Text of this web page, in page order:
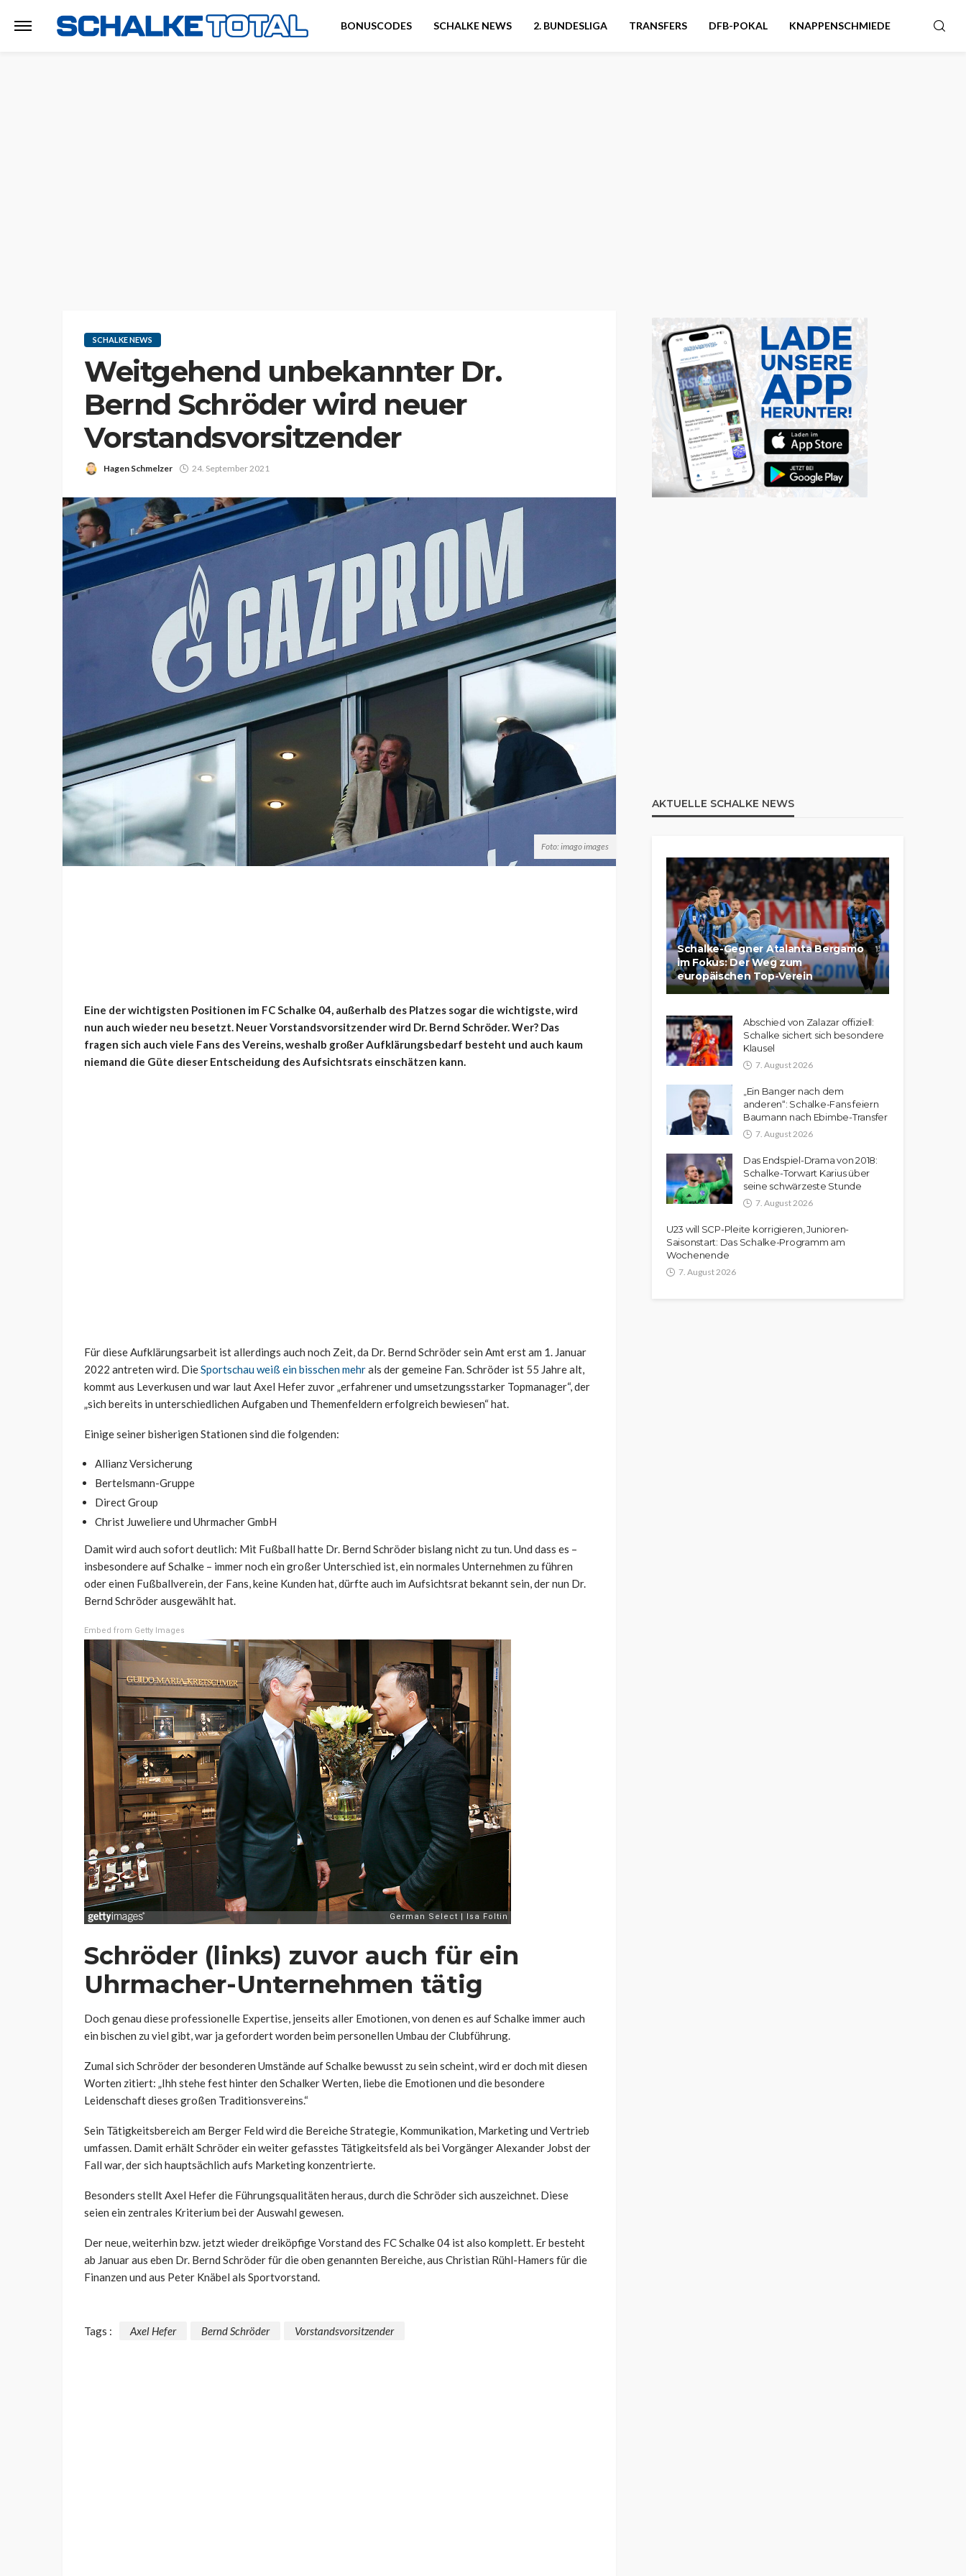
BONUSCODES SCHALKE NEWS 2. BUNDESLIGA TRANSFERS DFB-POKAL KNAPPENSCHMIEDE
SCHALKE NEWS
Weitgehend unbekannter Dr.
Bernd Schröder wird neuer
Vorstandsvorsitzender
Hagen Schmelzer 24. September 2021
Foto: imago images
Eine der wichtigsten Positionen im FC Schalke 04, außerhalb des Platzes sogar die wichtigste, wird
nun auch wieder neu besetzt. Neuer Vorstandsvorsitzender wird Dr. Bernd Schröder. Wer? Das
fragen sich auch viele Fans des Vereins, weshalb großer Aufklärungsbedarf besteht und auch kaum
niemand die Güte dieser Entscheidung des Aufsichtsrats einschätzen kann.
Für diese Aufklärungsarbeit ist allerdings auch noch Zeit, da Dr. Bernd Schröder sein Amt erst am 1. Januar
2022 antreten wird. DieSportschau weiß ein bisschen mehrals der gemeine Fan. Schröder ist 55 Jahre alt,
kommt aus Leverkusen und war laut Axel Hefer zuvor „erfahrener und umsetzungsstarker Topmanager“, der
„sich bereits in unterschiedlichen Aufgaben und Themenfeldern erfolgreich bewiesen“ hat.
Einige seiner bisherigen Stationen sind die folgenden:
Allianz Versicherung
Bertelsmann-Gruppe
Direct Group
Christ Juweliere und Uhrmacher GmbH
Damit wird auch sofort deutlich: Mit Fußball hatte Dr. Bernd Schröder bislang nicht zu tun. Und dass es –
insbesondere auf Schalke – immer noch ein großer Unterschied ist, ein normales Unternehmen zu führen
oder einen Fußballverein, der Fans, keine Kunden hat, dürfte auch im Aufsichtsrat bekannt sein, der nun Dr.
Bernd Schröder ausgewählt hat.
Embed from Getty Images
Schröder (links) zuvor auch für ein
Uhrmacher-Unternehmen tätig
Doch genau diese professionelle Expertise, jenseits aller Emotionen, von denen es auf Schalke immer auch
ein bischen zu viel gibt, war ja gefordert worden beim personellen Umbau der Clubführung.
Zumal sich Schröder der besonderen Umstände auf Schalke bewusst zu sein scheint, wird er doch mit diesen
Worten zitiert: „Ihh stehe fest hinter den Schalker Werten, liebe die Emotionen und die besondere
Leidenschaft dieses großen Traditionsvereins.“
Sein Tätigkeitsbereich am Berger Feld wird die Bereiche Strategie, Kommunikation, Marketing und Vertrieb
umfassen. Damit erhält Schröder ein weiter gefasstes Tätigkeitsfeld als bei Vorgänger Alexander Jobst der
Fall war, der sich hauptsächlich aufs Marketing konzentrierte.
Besonders stellt Axel Hefer die Führungsqualitäten heraus, durch die Schröder sich auszeichnet. Diese
seien ein zentrales Kriterium bei der Auswahl gewesen.
Der neue, weiterhin bzw. jetzt wieder dreiköpfige Vorstand des FC Schalke 04 ist also komplett. Er besteht
ab Januar aus eben Dr. Bernd Schröder für die oben genannten Bereiche, aus Christian Rühl-Hamers für die
Finanzen und aus Peter Knäbel als Sportvorstand.
Tags : Axel Hefer Bernd Schröder Vorstandsvorsitzender
AKTUELLE SCHALKE NEWS
Schalke-Gegner Atalanta Bergamo
im Fokus: Der Weg zum
europäischen Top-Verein
Abschied von Zalazar offiziell:
Schalke sichert sich besondere
Klausel
7. August 2026
„Ein Banger nach dem
anderen“: Schalke-Fans feiern
Baumann nach Ebimbe-Transfer
7. August 2026
Das Endspiel-Drama von 2018:
Schalke-Torwart Karius über
seine schwärzeste Stunde
7. August 2026
U23 will SCP-Pleite korrigieren, Junioren-
Saisonstart: Das Schalke-Programm am
Wochenende
7. August 2026